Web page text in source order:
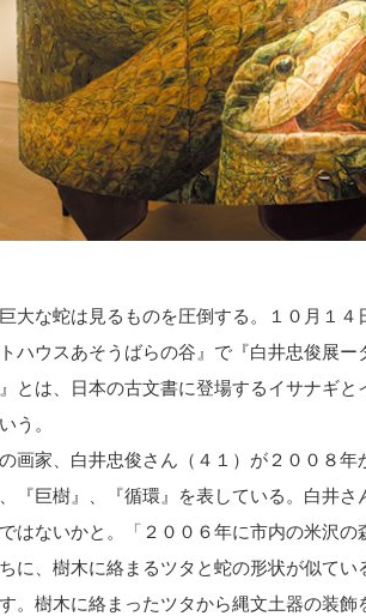
大な蛇は見るものを圧倒する。１０月１４
ハウスあそうばらの谷』で『白井忠俊展ー
とは、日本の古文書に登場するイサナギと
う。
画家、白井忠俊さん（４１）が２００８年
『巨樹』、『循環』を表している。白井さ
はないかと。「２００６年に市内の米沢の
に、樹木に絡まるツタと蛇の形状が似てい
。樹木に絡まったツタから縄文土器の装飾